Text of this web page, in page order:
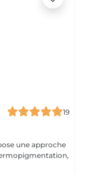
19
une approche